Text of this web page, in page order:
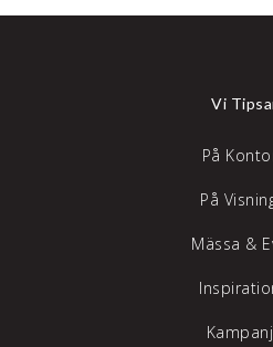
Vi
På
På
Mässa &